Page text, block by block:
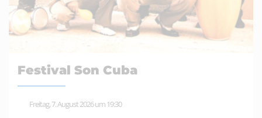
Festival Son Cuba
Freitag, 7. August 2026 um 19:30